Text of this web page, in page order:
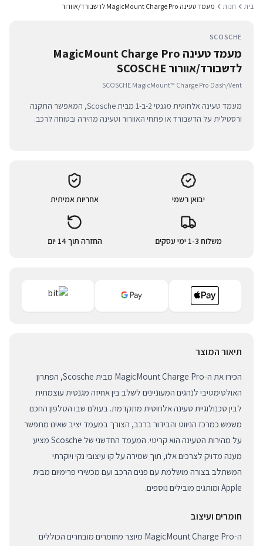
בית חנות מעמד טעינה MagicMount Charge Pro לדשבורד/אוורור
SCOSCHE
מעמד טעינה MagicMount Charge Pro
לדשבורד/אוורור SCOSCHE
SCOSCHE MagicMount™ Charge Pro Dash/Vent
מעמד טעינה אלחוטית מגנטי 2-ב-1 מבית Scosche, המאפשר התקנה
ורסטילית על הדשבורד או פתחי האוורור וטעינה מהירה ובטוחה לרכב.
יבואן רשמי אחריות אמיתית
משלוח 1-3 ימי עסקים החזרה תוך 14 יום
תיאור המוצר
הכירו את ה-MagicMount Charge Pro מבית Scosche, הפתרון
האולטימטיבי לנהגים המעוניינים לשלב בין אחיזה מגנטית עוצמתית
לבין טכנולוגיית טעינה אלחוטית מתקדמת. בעולם שבו הטלפון החכם
משמש כמרכז הניווט והבידור ברכב, הצורך במעמד יציב שאינו מתפשר
על מהירות הטעינה הוא קריטי. המעמד החדשני של Scosche מציע
מענה מדויק לצרכים אלו, תוך שמירה על קו עיצובי נקי ויוקרתי
המשתלב בצורה מושלמת עם פנים הרכב ועם מכשירי פרימיום מבית
Apple ומותגים מובילים נוספים.
חומרים ועיצוב
ה-MagicMount Charge Pro מיוצר מחומרים מובחרים הכוללים